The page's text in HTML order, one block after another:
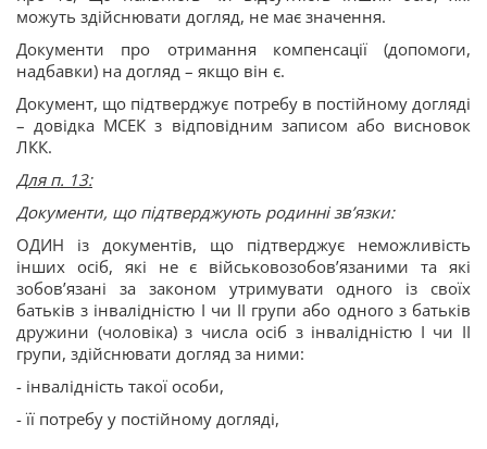
можуть здійснювати догляд, не має значення.
Документи про отримання компенсації (допомоги,
надбавки) на догляд – якщо він є.
Документ, що підтверджує потребу в постійному догляді
– довідка МСЕК з відповідним записом або висновок
ЛКК.
Для п. 13:
Документи, що підтверджують родинні зв’язки:
ОДИН із документів, що підтверджує неможливість
інших осіб, які не є військовозобов’язаними та які
зобов’язані за законом утримувати одного із своїх
батьків з інвалідністю І чи ІІ групи або одного з батьків
дружини (чоловіка) з числа осіб з інвалідністю І чи ІІ
групи, здійснювати догляд за ними:
- інвалідність такої особи,
- її потребу у постійному догляді,